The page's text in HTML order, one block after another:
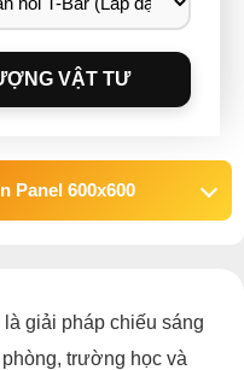
VẬT TƯ
Panel 600x600
là giải pháp chiếu sáng
trường học và